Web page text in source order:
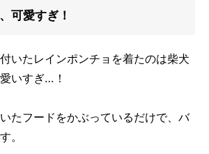
可愛すぎ！
いたレインポンチョを着たのは柴犬
いすぎ…！
たフードをかぶっているだけで、バ
。